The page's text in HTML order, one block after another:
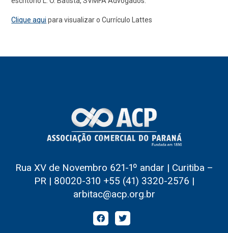
Clique aqui para visualizar o Currículo Lattes
Rua XV de Novembro 621-1º andar | Curitiba –
PR | 80020-310 +55 (41) 3320-2576 |
arbitac@acp.org.br